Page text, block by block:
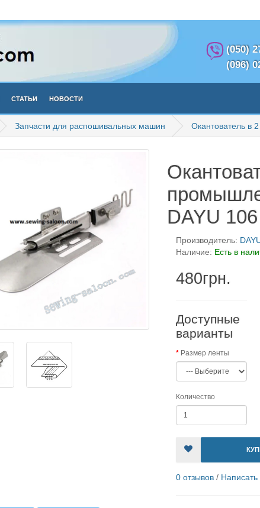
(050)
(096)
Статьи Новости
Запчасти для распошивальных машин Окантователь в
DAYU 106
Производитель:
Наличие: Есть в
480грн.
Доступные
варианты
Размер ленты
Количество
0 отзывов / Написать